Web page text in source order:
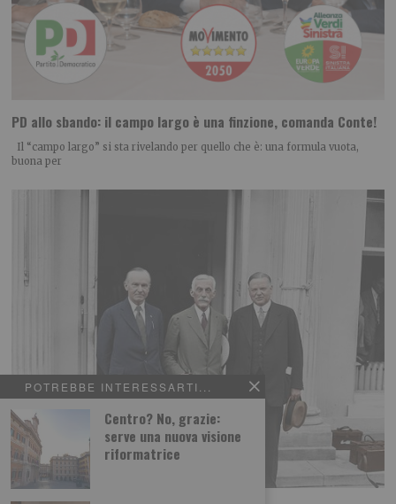
POTREBBE INTERESSARTI...
Centro? No, grazie:
serve una nuova visione
riformatrice
PD allo sbando: il campo largo è una finzione, comanda Conte!
Il “campo largo” si sta rivelando per quello che è: una formula vuota,
buona per